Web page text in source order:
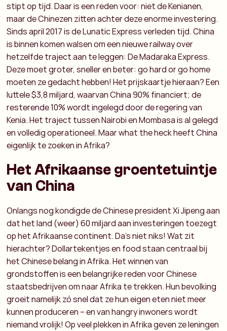
stipt op tijd. Daar is een reden voor: niet de Kenianen,
maar de Chinezen zitten achter deze enorme investering.
Sinds april 2017 is de Lunatic Express verleden tijd. China
is binnen komen walsen om een nieuwe railway over
hetzelfde traject aan te leggen: De Madaraka Express.
Deze moet groter, sneller en beter: go hard or go home
moeten ze gedacht hebben! Het prijskaartje hieraan? Een
luttele $3,8 miljard, waarvan China 90% financiert; de
resterende 10% wordt ingelegd door de regering van
Kenia. Het traject tussen Nairobi en Mombasa is al gelegd
en volledig operationeel. Maar what the heck heeft China
eigenlijk te zoeken in Afrika?
Het Afrikaanse groentetuintje
van China
Onlangs nog kondigde de Chinese president Xi Jipeng aan
dat het land (weer) 60 miljard aan investeringen toezegt
op het Afrikaanse continent. Da’s niet niks! Wat zit
hierachter? Dollartekentjes en food staan centraal bij
het Chinese belang in Afrika. Het winnen van
grondstoffen is een belangrijke reden voor Chinese
staatsbedrijven om naar Afrika te trekken. Hun bevolking
groeit namelijk zó snel dat ze hun eigen eten niet meer
kunnen produceren – en van hangry inwoners wordt
niemand vrolijk! Op veel plekken in Afrika geven ze leningen